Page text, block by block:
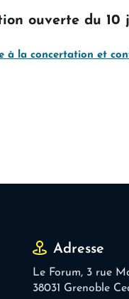
ouverte du
à la concertation et
Adresse
Le Forum, 3 rue
38031 Grenoble